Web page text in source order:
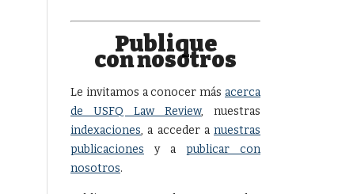
Publique
con nosotros
Le invitamos a conocer más acerca
de USFQ Law Review, nuestras
indexaciones, a acceder a nuestras
publicaciones y a publicar con
nosotros.